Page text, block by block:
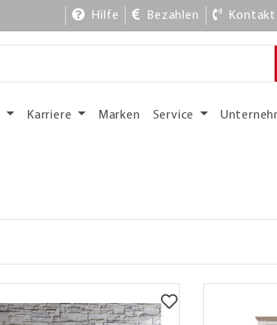
Hilfe Bezahlen Kontakt
Karriere Marken Service